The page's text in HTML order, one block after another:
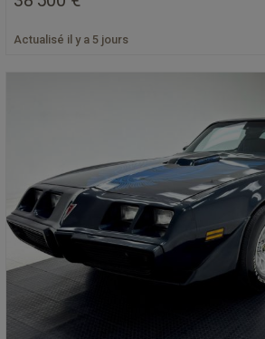
Actualisé il y a 5 jours